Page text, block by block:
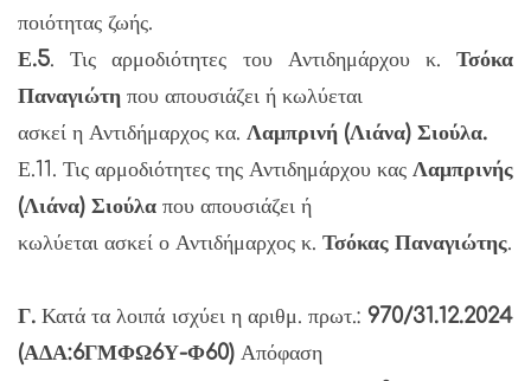
ποιότητας ζωής.
Ε.5. Τις αρμοδιότητες του Αντιδημάρχου κ. Τσόκα
Παναγιώτη που απουσιάζει ή κωλύεται
ασκεί η Αντιδήμαρχος κα. Λαμπρινή (Λιάνα) Σιούλα.
Ε.11. Τις αρμοδιότητες της Αντιδημάρχου κας Λαμπρινής
(Λιάνα) Σιούλα που απουσιάζει ή
κωλύεται ασκεί ο Αντιδήμαρχος κ. Τσόκας Παναγιώτης.
Γ. Κατά τα λοιπά ισχύει η αριθμ. πρωτ.: 970/31.12.2024
(ΑΔΑ:6ΓΜΦΩ6Υ-Φ60) Απόφαση